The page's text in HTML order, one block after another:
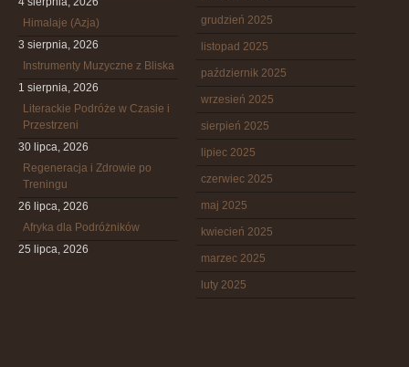
Himalaje (Azja)
3 sierpnia, 2026
Instrumenty Muzyczne z Bliska
1 sierpnia, 2026
Literackie Podróże w Czasie i
Przestrzeni
30 lipca, 2026
Regeneracja i Zdrowie po
Treningu
26 lipca, 2026
Afryka dla Podróżników
25 lipca, 2026
grudzień 2025
listopad 2025
październik 2025
wrzesień 2025
sierpień 2025
lipiec 2025
czerwiec 2025
maj 2025
kwiecień 2025
marzec 2025
luty 2025